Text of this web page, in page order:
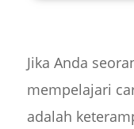
Jika Anda
mempelajari
adalah